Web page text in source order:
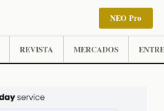
NEO Pro
REVISTA MERCADOS